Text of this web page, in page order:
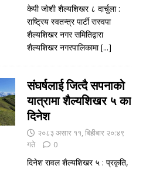
केपी जाेशी शैल्यशिखर ८ दार्चुला :
राष्ट्रिय स्वतन्त्र पार्टी रास्वपा
शैल्यशिखर नगर समितिद्वारा
शैल्यशिखर नगरपालिकामा[...]
संघर्षलाई जित्दै सपनाको
यात्रामा शैल्यशिखर ५ का
दिनेश
२०८३ असार ११, बिहीबार २०:४९
गते
0
दिनेश रावल शैल्यशिखर ५ : प्रकृति,